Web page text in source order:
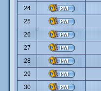
24
25
26
27
28
29
30